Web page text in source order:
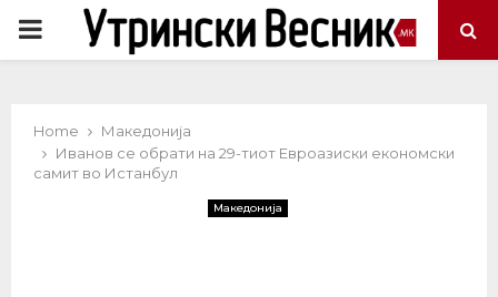
PRIMARY
Home
Македонија
Иванов се обрати на 29-тиот Евроазиски економски
самит во Истанбул
Македонија